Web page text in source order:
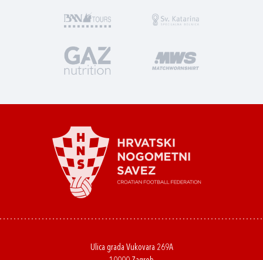
Ulica grada Vukovara 269A